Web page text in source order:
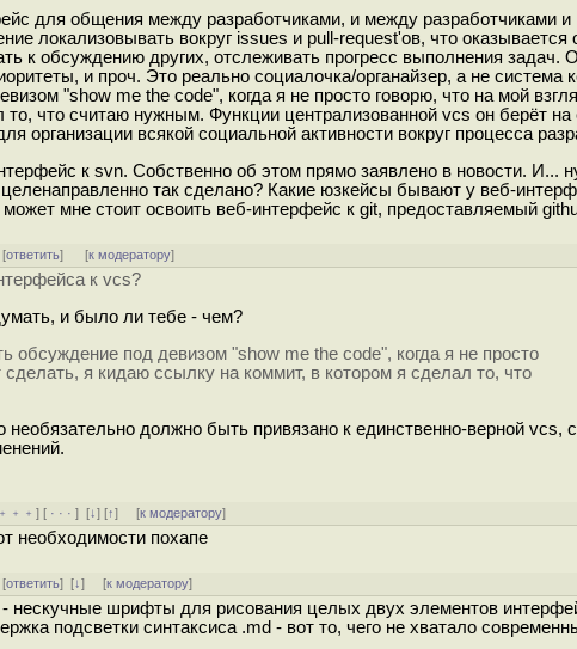
для общения между разработчиками, и между разработчиками
локализовывать вокруг issues и pull-request'ов, что
к обсуждению других, отслеживать прогресс выполнения задач.
и проч. Это реально социалочка/органайзер, а не система
"show me the code", когда я не просто говорю, что на мой
что считаю нужным. Функции централизованной vcs он берёт на
организации всякой социальной активности вокруг процесса
к svn. Собственно об этом прямо заявлено в новости. И...
так сделано? Какие юзкейсы бывают у веб-
мне стоит освоить веб-интерфейс к git, предоставляемый
[ответить] [к модератору]
к vcs?
и было ли тебе - чем?
обсуждение под девизом "show me the code", когда я не просто
сделать, я кидаю ссылку на коммит, в котором я сделал то, что
необязательно должно быть привязано к единственно-верной vcs,
﹢﹢﹢] [ · · ·][↓] [↑] [к модератору]
необходимости похапе
[ответить][↓] [к модератору]
нескучные шрифты для рисования целых двух элементов
подсветки синтаксиса .md - вот то, чего не хватало